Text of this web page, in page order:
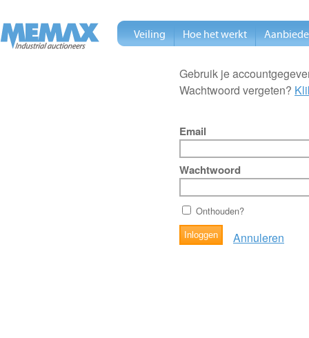
Gebruik je
Wachtwoord vergeten?
Email
Wachtwoord
Onthouden?
Annuleren
Veiling Hoe het werkt